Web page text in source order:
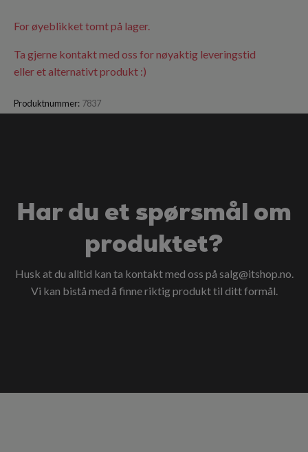
For øyeblikket tomt på lager.
Ta gjerne kontakt med oss for nøyaktig leveringstid
eller et alternativt produkt :)
Produktnummer: 7837
Har du et spørsmål om
produktet?
Husk at du alltid kan ta kontakt med oss på salg@itshop.no.
Vi kan bistå med å finne riktig produkt til ditt formål.